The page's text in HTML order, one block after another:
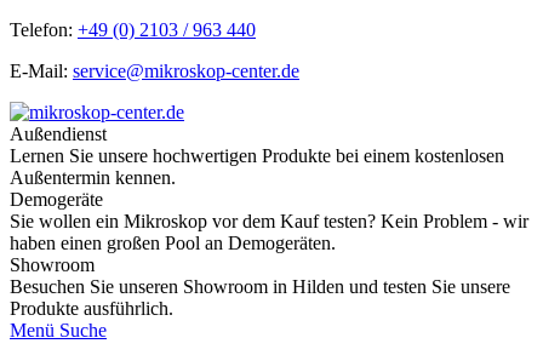
Telefon: +49 (0) 2103 / 963 440
E-Mail: service@mikroskop-center.de
Außendienst
Lernen Sie unsere hochwertigen Produkte bei einem kostenlosen
Außentermin kennen.
Demogeräte
Sie wollen ein Mikroskop vor dem Kauf testen? Kein Problem - wir
haben einen großen Pool an Demogeräten.
Showroom
Besuchen Sie unseren Showroom in Hilden und testen Sie unsere
Produkte ausführlich.
Menü Suche